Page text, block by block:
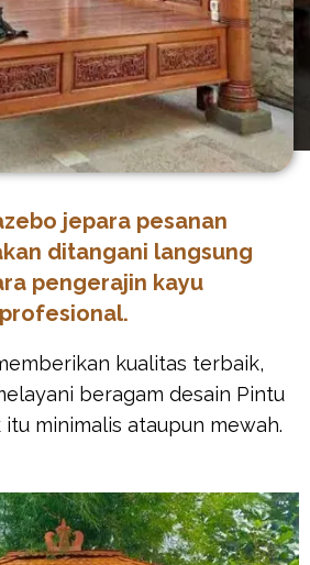
jepara pesanan
ditangani langsung
pengerajin kayu
profesional.
kualitas terbaik,
beragam desain Pintu
minimalis ataupun mewah.